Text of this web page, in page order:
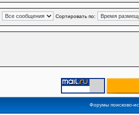
Сортировать по:
Форумы поисково-